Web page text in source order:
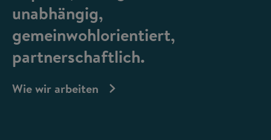
unabhängig,
gemeinwohlorientiert,
partnerschaftlich.
Wie wir arbeiten